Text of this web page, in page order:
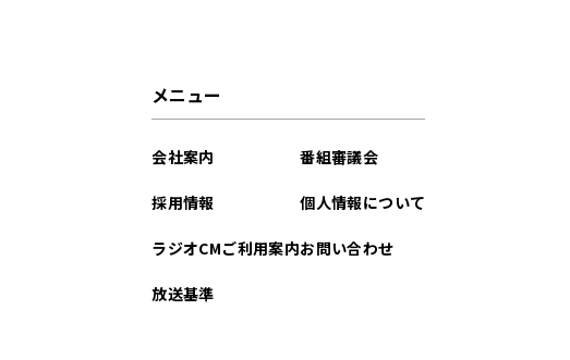
2021年12月
メニュー
会社案内
採用情報
ラジオCMご利用案内
放送基準
番組審議会
個人情報について
お問い合わせ